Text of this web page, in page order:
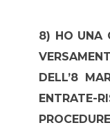
8) HO UNA
DELL’8
ENTRATE-